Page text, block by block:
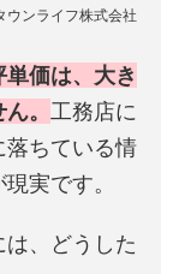
ウンライフ株式会社
価は、大き
。 工務店に
落ちている情
実です。
、どうした